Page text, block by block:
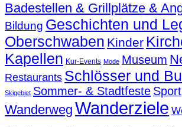
Badestellen & Grillplätze &
Bildung Geschichten und
Oberschwaben Kinder
Kapellen Kur-Events Mode Museum
Restaurants Schlösser und
Skigebiet Sommer- & Stadtfeste Sport
Wanderweg Wanderziele